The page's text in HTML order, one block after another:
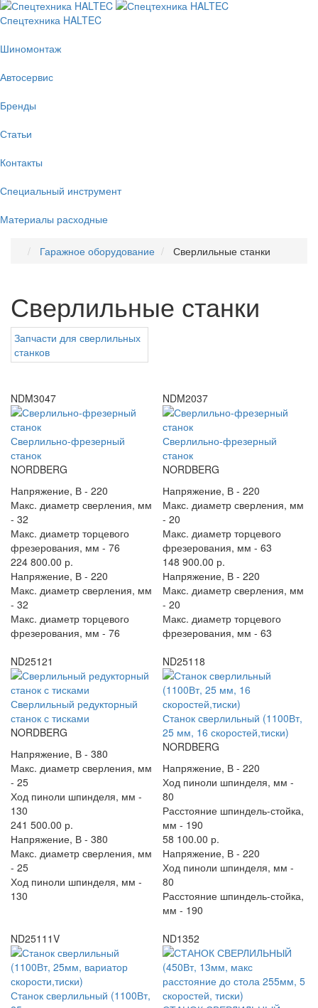
Спецтехника HALTEC
Шиномонтаж
Автосервис
Бренды
Статьи
Контакты
Специальный инструмент
Материалы расходные
Гаражное оборудование Сверлильные станки
Сверлильные станки
Запчасти для сверлильных
станков
NDM3047
Сверлильно-фрезерный
станок
NORDBERG
Напряжение, В - 220
Макс. диаметр сверления, мм
- 32
Макс. диаметр торцевого
фрезерования, мм - 76
224 800.00 р.
Напряжение, В - 220
Макс. диаметр сверления, мм
- 32
Макс. диаметр торцевого
фрезерования, мм - 76
NDM2037
Сверлильно-фрезерный
станок
NORDBERG
Напряжение, В - 220
Макс. диаметр сверления, мм
- 20
Макс. диаметр торцевого
фрезерования, мм - 63
148 900.00 р.
Напряжение, В - 220
Макс. диаметр сверления, мм
- 20
Макс. диаметр торцевого
фрезерования, мм - 63
ND25121
Сверлильный редукторный
станок с тисками
NORDBERG
Напряжение, В - 380
Макс. диаметр сверления, мм
- 25
Ход пиноли шпинделя, мм -
130
241 500.00 р.
Напряжение, В - 380
Макс. диаметр сверления, мм
- 25
Ход пиноли шпинделя, мм -
130
ND25118
Станок сверлильный (1100Вт,
25 мм, 16 скоростей,тиски)
NORDBERG
Напряжение, В - 220
Ход пиноли шпинделя, мм -
80
Расстояние шпиндель-стойка,
мм - 190
58 100.00 р.
Напряжение, В - 220
Ход пиноли шпинделя, мм -
80
Расстояние шпиндель-стойка,
мм - 190
ND25111V
Станок сверлильный (1100Вт,
ND1352